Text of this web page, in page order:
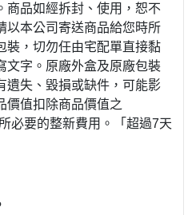
商品如經拆封、使用，恕不
以本公司寄送商品給您時所
裝，切勿任由宅配單直接黏
文字。原廠外盒及原廠包裝
遺失、毀損或缺件，可能影
價值扣除商品價值之
必要的整新費用。「超過7天